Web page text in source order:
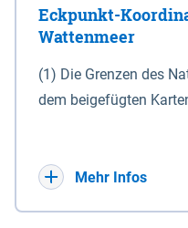
Eckpunkt-
Wattenmeer
(1) Die Grenzen des
dem beigefügten
(DTK) im Maßstab 1 :
verkleinerte Amtliche
Mehr Infos